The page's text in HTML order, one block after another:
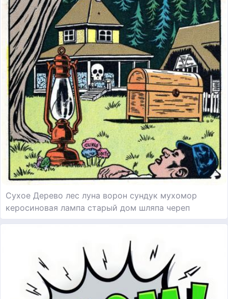
Сухое Дерево лес луна ворон сундук мухомор
керосиновая лампа старый дом шляпа череп